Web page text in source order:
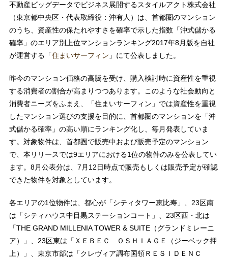
不動産ビッグデータでビジネス展開するスタイルアクト株式会社
（東京都中央区・代表取締役：沖有人）は、首都圏のマンション
のうち、資産性の保たれやすさを確率で示した指数「沖式儲かる
確率」のエリア別上位マンションランキング2017年8月版を自社
が運営する「住まいサーフィン 」にて公表しました。
昨今のマンション価格の高騰を受け、購入検討時に資産性を重視
する消費者の割合が高まりつつあります。このような社会動向と
消費者ニーズをふまえ、「住まいサーフィン」では資産性を重視
したマンション選びの支援を目的に、首都圏のマンションを「沖
式儲かる確率」の高い順にランキング化し、毎月発表していま
す。対象物件は、首都圏で販売中および販売予定のマンション
で、本リリースでは9エリアにおける1位の物件のみを公表してい
ます。8月公表分は、7月12日時点で販売もしくは販売予定が確認
できた物件を対象としています。
各エリアの1位物件は、都心が「シティタワー恵比寿」、23区南
は「シティハウス中目黒ステーションコート」、23区西・北は
「THE GRAND MILLENIA TOWER & SUITE（グランドミレーニ
ア）」、23区東は「ＸＥＢＥＣ ＯＳＨＩＡＧＥ（ジーベック押
上）」、東京市部は「クレヴィア調布国領ＲＥＳＩＤＥＮＣ